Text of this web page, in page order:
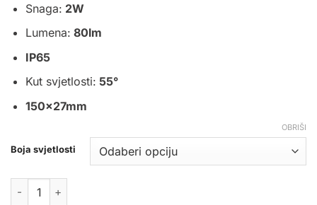
Snaga: 2W
Lumena: 80lm
IP65
Kut svjetlosti: 55°
150x27mm
Boja svjetlosti
OBRIŠI
ZIDNA NADGRADNA SVJETILJKA 2W IP65 OKRUGLA CRNA